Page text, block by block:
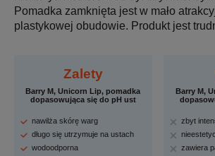
Pomadka zamknięta jest w mało
plastykowej obudowie. Produkt jest
Zalety
Barry M, Unicorn Lip, pomadka
dopasowująca się do pH ust
nawilża skórę warg
długo się utrzymuje na ustach
wodoodporna
Barry M,
zbyt
zawiera